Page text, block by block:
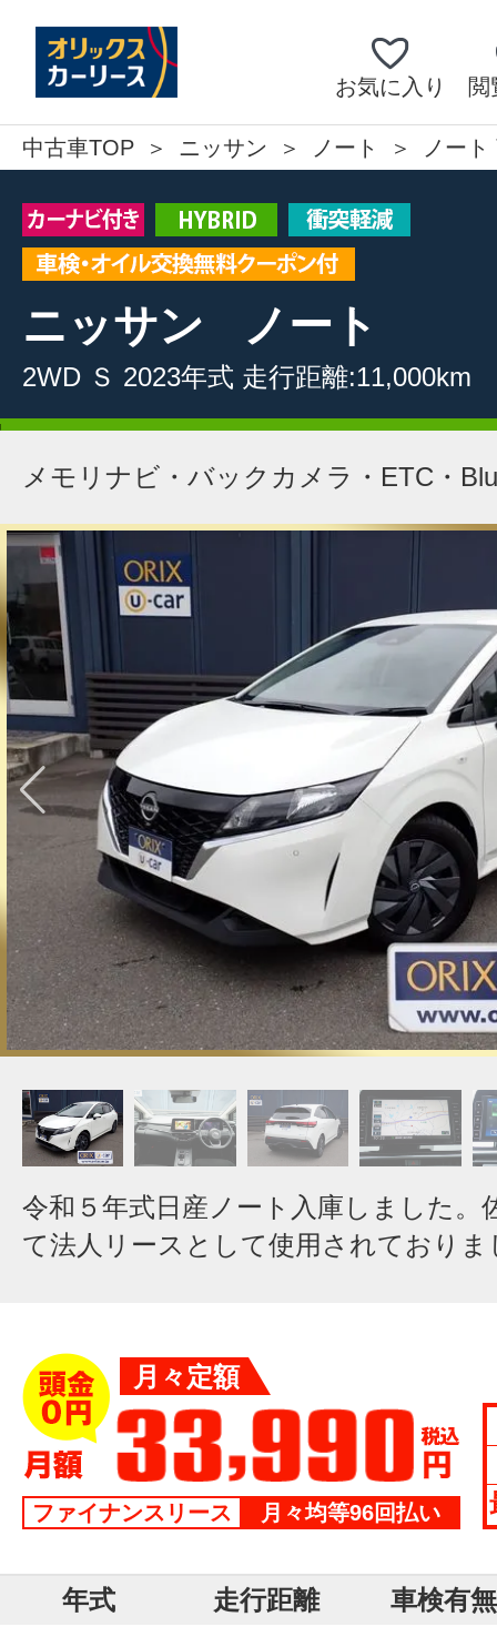
お気に入り 閲
中古車TOP ニッサン ノート ノー
ニッサン ノート
2WD Ｓ 2023年式 走行距離:11,000km
メモリナビ・バックカメラ・ETC・
令和５年式日産ノート入庫しました。
て法人リースとして使用されておりま
月々定額
ファイナンスリース 月々均等96回払い
年式 走行距離 車検有無